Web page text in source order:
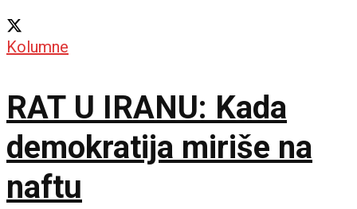
Kolumne
RAT U IRANU: Kada
demokratija miriše na
naftu